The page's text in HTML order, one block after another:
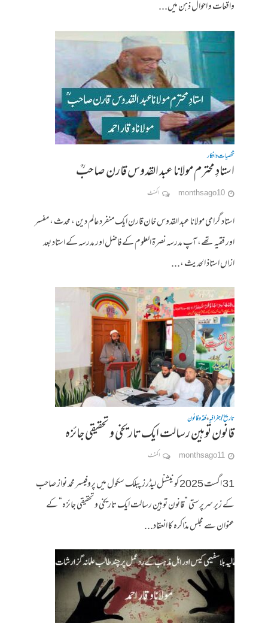
واقعات و احوال ذہن میں...
شخصیات وافکار
استادِ محترم مولانا عبد القدوس قارن صاحبؒ
10 months ago ا کمنٹ
استاد گرامی مولانا عبد القدوس خان قارن ایک منفرد عالم دین ، محدث ، مفسر
اور فقیہ تھے، آپ مدرسہ نصرۃ العلوم کے فاضل اور مدرسہ کے استاد بعد
ازاں استاذ الحدیث ،...
تاریخ / جغرافیہ•فقہ وقانون
قانون توہین رسالت ایک تاریخی و تحقیقی جائزہ
11 months ago ا کمنٹ
31 اگست 2025 کو نیشنل لیڈرز پبلک سکول میں پروفیسر محمد نواز صاحب
کے زیر سرپرستی ”قانون توہین رسالت ایک تاریخی و تحقیقی جائزہ“ کے
عنوان سے مجلس مذاکرہ کا انعقاد...